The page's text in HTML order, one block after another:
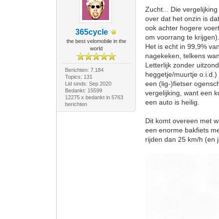
365cycle
the best velomobile in the
world
Berichten: 7.184
Topics: 131
Lid sinds: Sep 2020
Bedankt: 15599
12275 x bedankt in 5763
berichten
Zucht... Die
over dat het onzin is
ook achter hogere
om voorrang te krijgen).
Het is echt in 99,9%
nagekeken, telkens
Letterlijk zonder
heggetje/muurtje
een (lig-)fietser
vergelijking, want een
een auto is heilig.
Dit komt overeen met
een enorme bakfiets
rijden dan 25 km/h (en